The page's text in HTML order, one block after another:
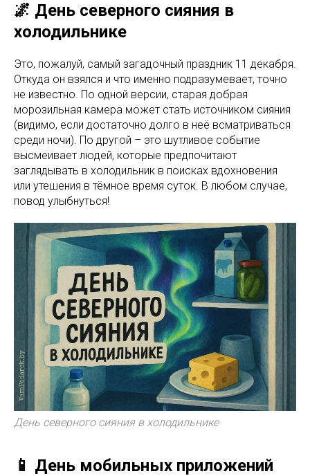
🌌 День северного сияния в
холодильнике
Это, пожалуй, самый загадочный праздник 11 декабря.
Откуда он взялся и что именно подразумевает, точно
не известно. По одной версии, старая добрая
морозильная камера может стать источником сияния
(видимо, если достаточно долго в неё всматриваться
среди ночи). По другой – это шутливое событие
высмеивает людей, которые предпочитают
заглядывать в холодильник в поисках вдохновения
или утешения в тёмное время суток. В любом случае,
повод улыбнуться!
День северного сияния в холодильнике
📱 День мобильных приложений